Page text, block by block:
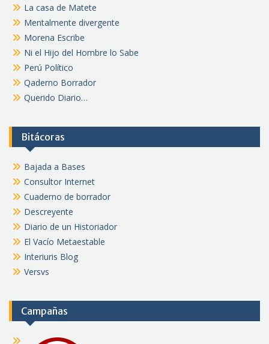
La casa de Matete
Mentalmente divergente
Morena Escribe
Ni el Hijo del Hombre lo Sabe
Perú Político
Qaderno Borrador
Querido Diario…
Bitácoras
Bajada a Bases
Consultor Internet
Cuaderno de borrador
Descreyente
Diario de un Historiador
El Vacío Metaestable
Interiuris Blog
Versvs
Campañas